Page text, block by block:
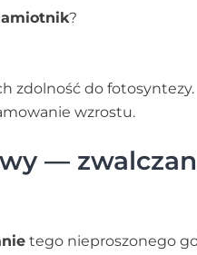
?
zdolność do fotosyntezy.
wzrostu.
—
tego nieproszonego